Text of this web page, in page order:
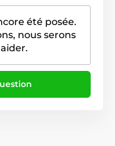
été posée.
nous serons